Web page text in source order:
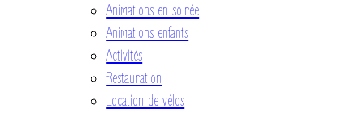
Animations en soirée
Animations enfants
Activités
Restauration
Location de vélos